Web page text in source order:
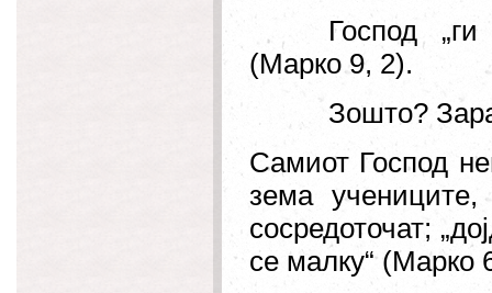
Господ „
(Марко 9, 2).
Зошто?
Самиот Господ
зема
сосредоточат; „
се малку“ (Марко